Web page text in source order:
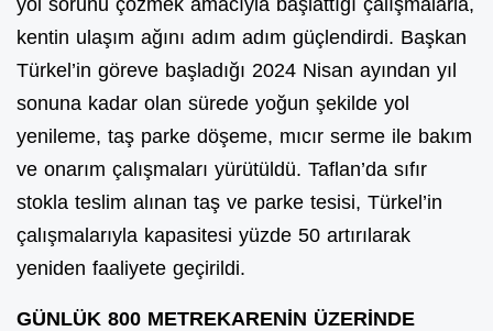
kentin ulaşım ağını adım adım güçlendirdi. Başkan
Türkel’in göreve başladığı 2024 Nisan ayından yıl
sonuna kadar olan sürede yoğun şekilde yol
yenileme, taş parke döşeme, mıcır serme ile bakım
ve onarım çalışmaları yürütüldü. Taflan’da sıfır
stokla teslim alınan taş ve parke tesisi, Türkel’in
çalışmalarıyla kapasitesi yüzde 50 artırılarak
yeniden faaliyete geçirildi.
GÜNLÜK 800 METREKARENİN ÜZERİNDE